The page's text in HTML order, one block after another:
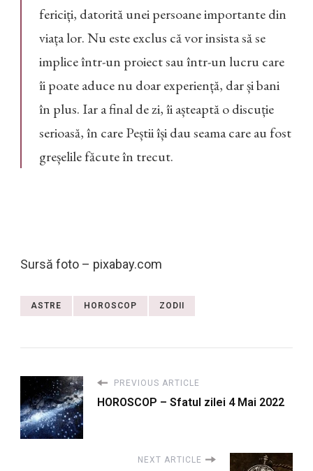
fericiți, datorită unei persoane importante din
viața lor. Nu este exclus că vor insista să se
implice într-un proiect sau într-un lucru care
îi poate aduce nu doar experiență, dar și bani
în plus. Iar a final de zi, îi așteaptă o discuție
serioasă, în care Peștii își dau seama care au fost
greșelile făcute în trecut.
Sursă foto – pixabay.com
ASTRE HOROSCOP ZODII
PREVIOUS ARTICLE
HOROSCOP – Sfatul zilei 4 Mai 2022
NEXT ARTICLE